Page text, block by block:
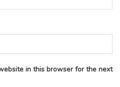
in this browser for the next